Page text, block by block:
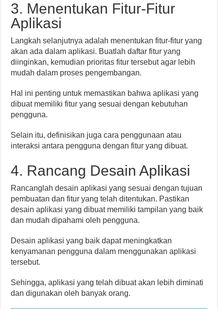
3. Menentukan Fitur-Fitur
Aplikasi
Langkah selanjutnya adalah menentukan fitur-fitur yang
akan ada dalam aplikasi. Buatlah daftar fitur yang
diinginkan, kemudian prioritas fitur tersebut agar lebih
mudah dalam proses pengembangan.
Hal ini penting untuk memastikan bahwa aplikasi yang
dibuat memiliki fitur yang sesuai dengan kebutuhan
pengguna.
Selain itu, definisikan juga cara penggunaan atau
interaksi antara pengguna dengan fitur yang dibuat.
4. Rancang Desain Aplikasi
Rancanglah desain aplikasi yang sesuai dengan tujuan
pembuatan dan fitur yang telah ditentukan. Pastikan
desain aplikasi yang dibuat memiliki tampilan yang baik
dan mudah dipahami oleh pengguna.
Desain aplikasi yang baik dapat meningkatkan
kenyamanan pengguna dalam menggunakan aplikasi
tersebut.
Sehingga, aplikasi yang telah dibuat akan lebih diminati
dan digunakan oleh banyak orang.